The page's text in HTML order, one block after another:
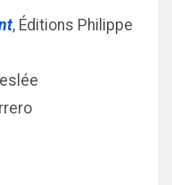
, Éditions Philippe